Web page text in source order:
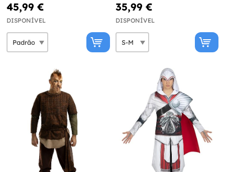
45,99 €
DISPONÍVEL
35,99 €
DISPONÍVEL